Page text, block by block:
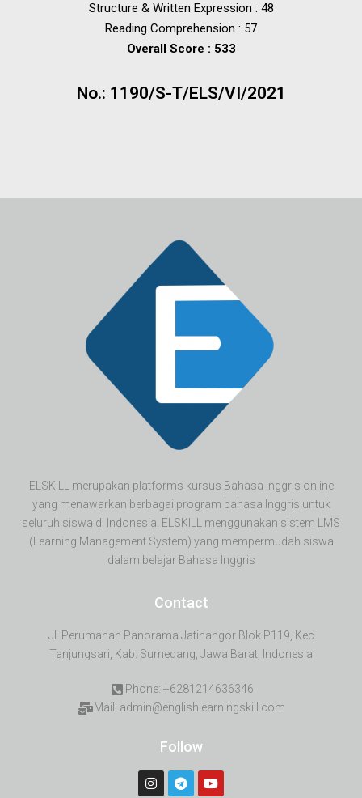
Structure & Written Expression : 48
Reading Comprehension : 57
Overall Score : 533
No.: 1190/S-T/ELS/VI/2021
ELSKILL merupakan platforms kursus Bahasa Inggris online
yang menawarkan berbagai program bahasa Inggris untuk
seluruh siswa di Indonesia. ELSKILL menggunakan sistem LMS
(Learning Management System) yang mempermudah siswa
dalam belajar Bahasa Inggris
Contact
Jl. Perumahan Panorama Jatinangor Blok P119, Kec
Tanjungsari, Kab. Sumedang, Jawa Barat, Indonesia
Phone: +6281214636346
Mail: admin@englishlearningskill.com
Follow